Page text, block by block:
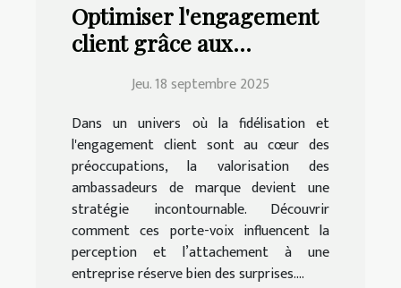
Optimiser l'engagement
client grâce aux
marqueJeu. 18 septembre 2025
Dans un univers où la fidélisation et
l'engagement client sont au cœur des
préoccupations, la valorisation des
ambassadeurs de marque devient une
stratégie incontournable. Découvrir
comment ces porte-voix influencent la
perception et l’attachement à une
entreprise réserve bien des surprises....